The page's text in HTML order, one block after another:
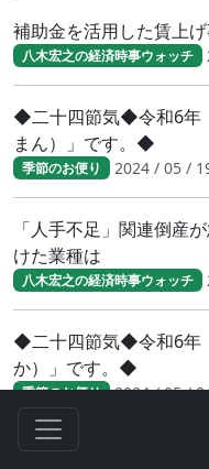
補助金を活用した賃上
八木宏之の経済時事ウォッチ
◆二十四節気◆令和6年
まん）」です。◆
季節のお便り 2024 / 05 /
「人手不足」関連倒産
けた業種は
八木宏之の経済時事ウォッチ
◆二十四節気◆令和6年
か）」です。◆
季節のお便り 2024 / 05 /